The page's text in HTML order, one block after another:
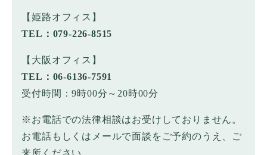
【姫路オフィス】
TEL： 079-226-8515
【大阪オフィス】
TEL：06-6136-7591
受付時間：9時00分～20時00分
※お電話での法律相談はお受けしておりません。
お電話もしくはメールで面談をご予約のうえ、ご
来所ください。